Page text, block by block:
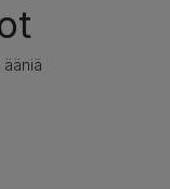
ääniä